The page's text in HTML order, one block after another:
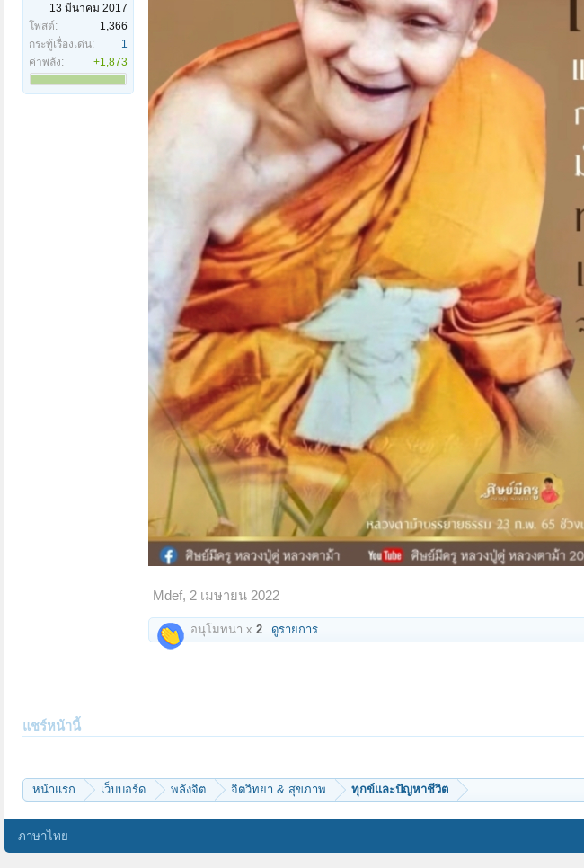
13 มีนาคม 2017
โพสต์:
1,366
กระทู้เรื่องเด่น:
1
ค่าพลัง:
+1,873
Mdef, 2 เมษายน 2022
อนุโมทนา x 2 ดูรายการ
แชร์หน้านี้
หน้าแรก เว็บบอร์ด พลังจิต จิตวิทยา & สุขภาพ ทุกข์และปัญหาชีวิต
ภาษาไทย